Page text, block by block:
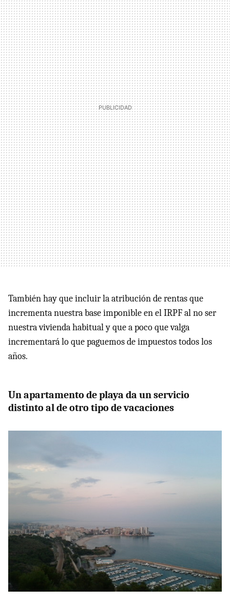
También hay que incluir la atribución de rentas que
incrementa nuestra base imponible en el IRPF al no ser
nuestra vivienda habitual y que a poco que valga
incrementará lo que paguemos de impuestos todos los
años.
Un apartamento de playa da un servicio
distinto al de otro tipo de vacaciones